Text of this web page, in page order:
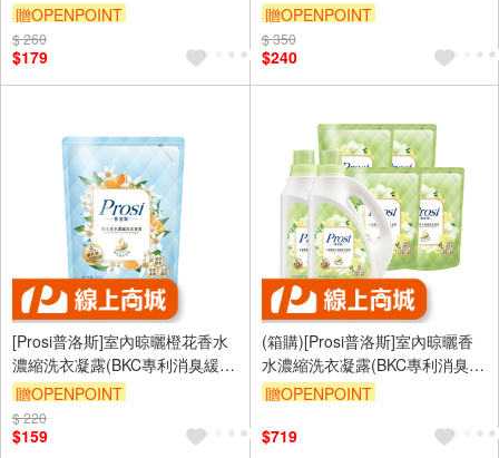
贈OPENPOINT
$ 260
$179
方)
贈OPENPOINT
$ 350
$240
[Prosi普洛斯]室內晾曬橙花香水
濃縮洗衣凝露(BKC專利消臭緩釋
配方)1800mlx1包
贈OPENPOINT
$ 220
$159
(箱購)[Prosi普洛斯]室內晾曬香
水濃縮洗衣凝露(BKC專利消臭緩
釋配方)2200mlx2入+1800mlx4
贈OPENPOINT
$719